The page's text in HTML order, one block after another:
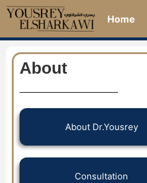
Home
About
About Dr.Yousrey
Consultation